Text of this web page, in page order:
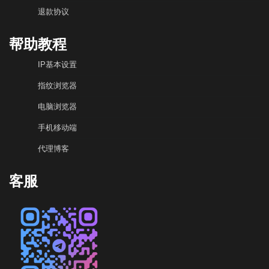
退款协议
帮助教程
IP基本设置
指纹浏览器
电脑浏览器
手机移动端
代理博客
客服